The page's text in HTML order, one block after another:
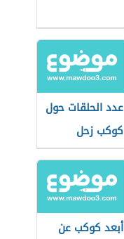
عدد الحلقات حول
كوكب زحل
أبعد كوكب عن